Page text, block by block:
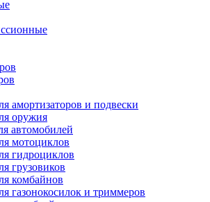
амортизаторов и подвески
оружия
автомобилей
мотоциклов
гидроциклов
грузовиков
комбайнов
газонокосилок и триммеров